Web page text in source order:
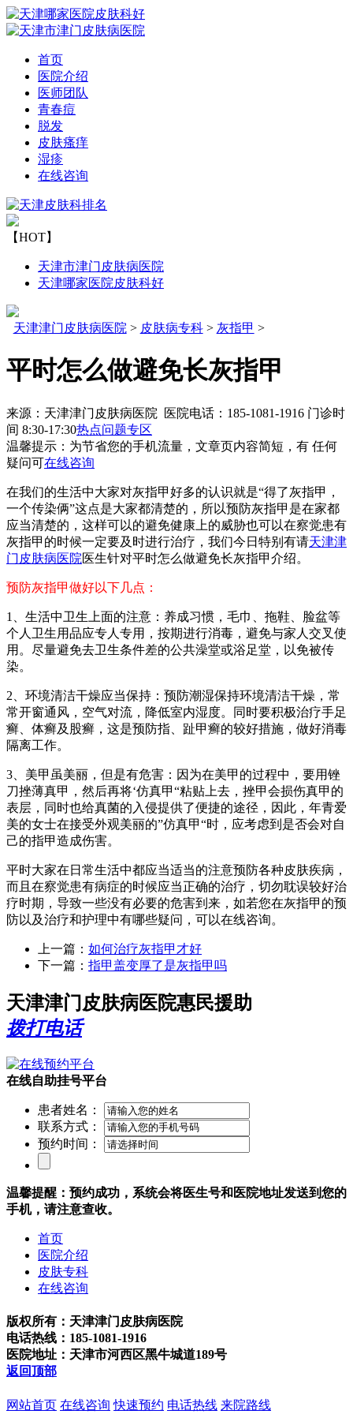
首页
医院介绍
医师团队
青春痘
脱发
皮肤瘙痒
湿疹
在线咨询
【HOT】
天津市津门皮肤病医院
天津哪家医院皮肤科好
天津津门皮肤病医院 > 皮肤病专科> 灰指甲 >
平时怎么做避免长灰指甲
来源：天津津门皮肤病医院 医院电话：185-1081-1916 门诊时
间 8:30-17:30热点问题专区
温馨提示： 为节省您的手机流量，文章页内容简短，有 任何
疑问可在线咨询
在我们的生活中大家对灰指甲好多的认识就是“得了灰指甲，
一个传染俩”这点是大家都清楚的，所以预防灰指甲是在家都
应当清楚的，这样可以的避免健康上的威胁也可以在察觉患有
灰指甲的时候一定要及时进行治疗，我们今日特别有请天津津
门皮肤病医院医生针对平时怎么做避免长灰指甲介绍。
预防灰指甲做好以下几点：
1、生活中卫生上面的注意：养成习惯，毛巾、拖鞋、脸盆等
个人卫生用品应专人专用，按期进行消毒，避免与家人交叉使
用。尽量避免去卫生条件差的公共澡堂或浴足堂，以免被传
染。
2、环境清洁干燥应当保持：预防潮湿保持环境清洁干燥，常
常开窗通风，空气对流，降低室内湿度。同时要积极治疗手足
癣、体癣及股癣，这是预防指、趾甲癣的较好措施，做好消毒
隔离工作。
3、美甲虽美丽，但是有危害：因为在美甲的过程中，要用锉
刀挫薄真甲，然后再将‘仿真甲“粘贴上去，挫甲会损伤真甲的
表层，同时也给真菌的入侵提供了便捷的途径，因此，年青爱
美的女士在接受外观美丽的”仿真甲“时，应考虑到是否会对自
己的指甲造成伤害。
平时大家在日常生活中都应当适当的注意预防各种皮肤疾病，
而且在察觉患有病症的时候应当正确的治疗，切勿耽误较好治
疗时期，导致一些没有必要的危害到来，如若您在灰指甲的预
防以及治疗和护理中有哪些疑问，可以在线咨询。
上一篇： 如何治疗灰指甲才好
下一篇： 指甲盖变厚了是灰指甲吗
天津津门皮肤病医院惠民援助
拨打电话
在线自助挂号平台
患者姓名：
联系方式：
预约时间：
温馨提醒：预约成功，系统会将医生号和医院地址发送到您的
手机，请注意查收。
首页
医院介绍
皮肤专科
在线咨询
版权所有：天津津门皮肤病医院
电话热线：185-1081-1916
医院地址：天津市河西区黑牛城道189号
返回顶部
网站首页 在线咨询 快速预约 电话热线 来院路线